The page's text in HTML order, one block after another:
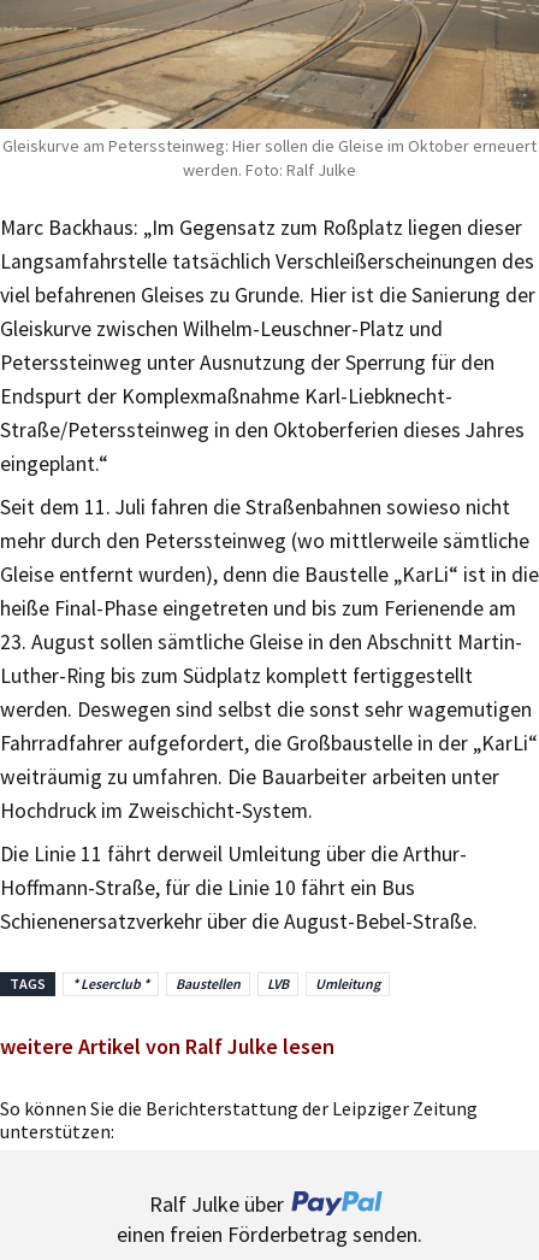
Gleiskurve am Peterssteinweg: Hier sollen die Gleise im Oktober erneuert
werden. Foto: Ralf Julke
Marc Backhaus: „Im Gegensatz zum Roßplatz liegen dieser
Langsamfahrstelle tatsächlich Verschleißerscheinungen des
viel befahrenen Gleises zu Grunde. Hier ist die Sanierung der
Gleiskurve zwischen Wilhelm-Leuschner-Platz und
Peterssteinweg unter Ausnutzung der Sperrung für den
Endspurt der Komplexmaßnahme Karl-Liebknecht-
Straße/Peterssteinweg in den Oktoberferien dieses Jahres
eingeplant.“
Seit dem 11. Juli fahren die Straßenbahnen sowieso nicht
mehr durch den Peterssteinweg (wo mittlerweile sämtliche
Gleise entfernt wurden), denn die Baustelle „KarLi“ ist in die
heiße Final-Phase eingetreten und bis zum Ferienende am
23. August sollen sämtliche Gleise in den Abschnitt Martin-
Luther-Ring bis zum Südplatz komplett fertiggestellt
werden. Deswegen sind selbst die sonst sehr wagemutigen
Fahrradfahrer aufgefordert, die Großbaustelle in der „KarLi“
weiträumig zu umfahren. Die Bauarbeiter arbeiten unter
Hochdruck im Zweischicht-System.
Die Linie 11 fährt derweil Umleitung über die Arthur-
Hoffmann-Straße, für die Linie 10 fährt ein Bus
Schienenersatzverkehr über die August-Bebel-Straße.
TAGS * Leserclub * Baustellen LVB Umleitung
weitere Artikel von Ralf Julke lesen
So können Sie die Berichterstattung der Leipziger Zeitung
unterstützen:
Ralf Julke über
einen freien Förderbetrag senden.